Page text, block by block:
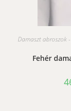
Damaszt abroszok
Fehér